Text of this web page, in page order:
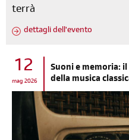
terrà
dettagli dell'evento
12
mag 2026
Suoni e memoria:
della musica